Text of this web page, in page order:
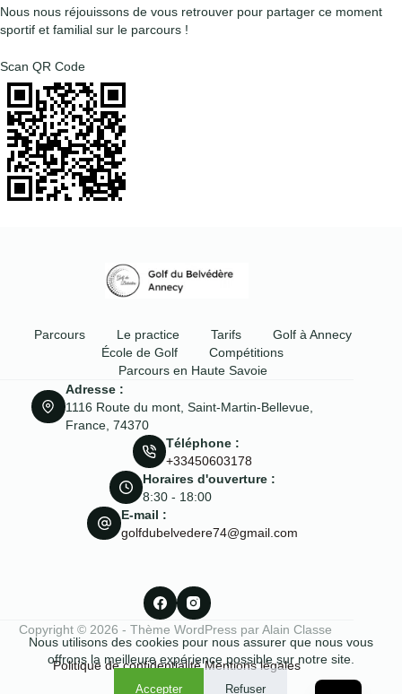
Nous utilisons des cookies pour nous assurer que nous vous
offrons la meilleure expérience possible sur notre site.
Accepter Refuser
Nous nous réjouissons de vous retrouver pour partager ce moment
sportif et familial sur le parcours !
Scan QR Code
Parcours Le practice Tarifs
Golf à Annecy
École de Golf
Compétitions
Parcours en Haute Savoie
Adresse :
1116 Route du mont, Saint-Martin-Bellevue,
France, 74370
Téléphone :
+33450603178
Horaires d'ouverture :
8:30 - 18:00
E-mail :
golfdubelvedere74@gmail.com
Copyright © 2026 - Thème WordPress par Alain Classe
Politique de confidentialité Mentions légales